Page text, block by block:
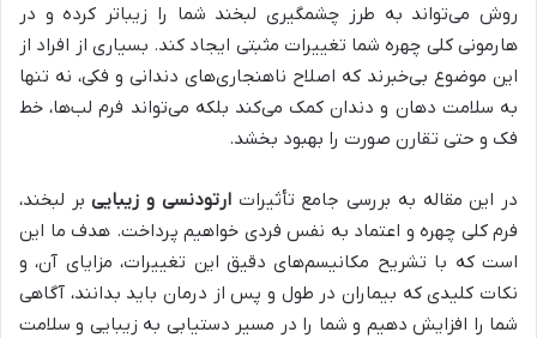
روش می‌تواند به طرز چشمگیری لبخند شما را زیباتر کرده و در
هارمونی کلی چهره شما تغییرات مثبتی ایجاد کند. بسیاری از افراد از
این موضوع بی‌خبرند که اصلاح ناهنجاری‌های دندانی و فکی، نه تنها
به سلامت دهان و دندان کمک می‌کند بلکه می‌تواند فرم لب‌ها، خط
فک و حتی تقارن صورت را بهبود بخشد.
در این مقاله به بررسی جامع تأثیراتارتودنسی و زیباییبر لبخند،
فرم کلی چهره و اعتماد به نفس فردی خواهیم پرداخت. هدف ما این
است که با تشریح مکانیسم‌های دقیق این تغییرات، مزایای آن، و
نکات کلیدی که بیماران در طول و پس از درمان باید بدانند، آگاهی
شما را افزایش دهیم و شما را در مسیر دستیابی به زیبایی و سلامت